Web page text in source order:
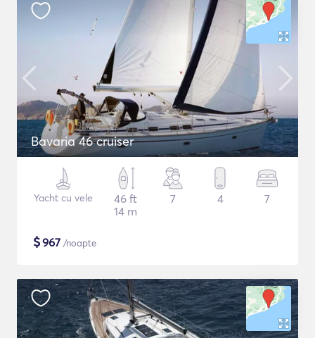
Bavaria 46 cruiser
Yacht cu vele
46 ft
14 m
7 4 7
$967 /noapte